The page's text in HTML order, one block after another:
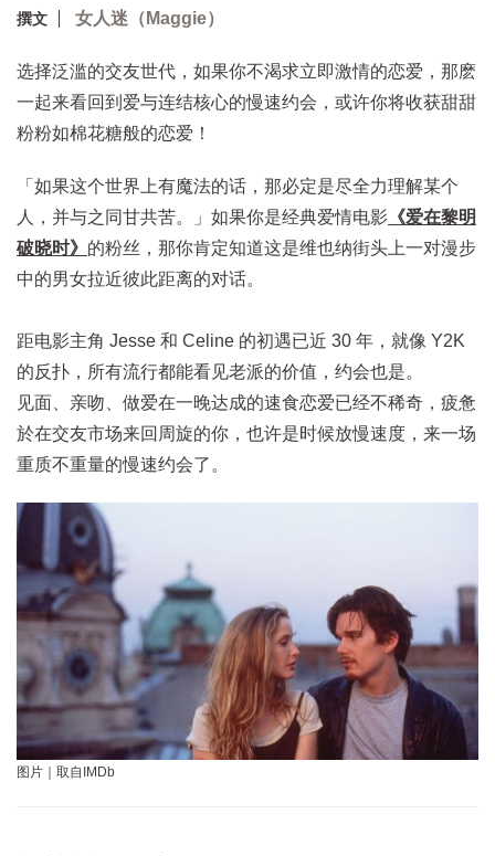
撰文 女人迷（Maggie）
选择泛滥的交友世代，如果你不渴求立即激情的恋爱，那麽
一起来看回到爱与连结核心的慢速约会，或许你将收获甜甜
粉粉如棉花糖般的恋爱！
「如果这个世界上有魔法的话，那必定是尽全力理解某个
人，并与之同甘共苦。」如果你是经典爱情电影 《爱在黎明
破晓时》 的粉丝，那你肯定知道这是维也纳街头上一对漫步
中的男女拉近彼此距离的对话。
距电影主角 Jesse 和 Celine 的初遇已近 30 年，就像 Y2K
的反扑，所有流行都能看见老派的价值，约会也是。
见面、亲吻、做爱在一晚达成的速食恋爱已经不稀奇，疲惫
於在交友市场来回周旋的你，也许是时候放慢速度，来一场
重质不重量的慢速约会了。
图片｜取自IMDb